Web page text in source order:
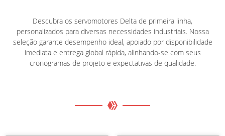
Descubra os servomotores Delta de primeira linha,
personalizados para diversas necessidades industriais. Nossa
seleção garante desempenho ideal, apoiado por disponibilidade
imediata e entrega global rápida, alinhando-se com seus
cronogramas de projeto e expectativas de qualidade.